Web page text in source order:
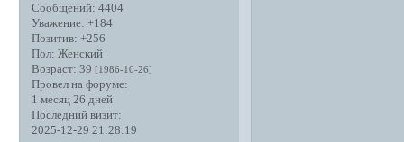
Сообщений: 4404
Уважение: +184
Позитив: +256
Пол: Женский
Возраст: 39 [1986-10-26]
Провел на форуме:
1 месяц 26 дней
Последний визит:
2025-12-29 21:28:19